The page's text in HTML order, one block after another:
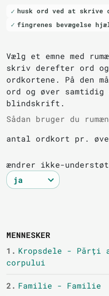
husk ord ved at skrive
fingrenes bevægelse
Vælg et emne med
skriv derefter ord
ordkortene. På den
ord og øver
blindskrift.
Sådan bruger du
antal ordkort pr.
ændrer ikke-
MENNESKER
1. Kropsdele - Părți
corpului
2. Familie - Familie